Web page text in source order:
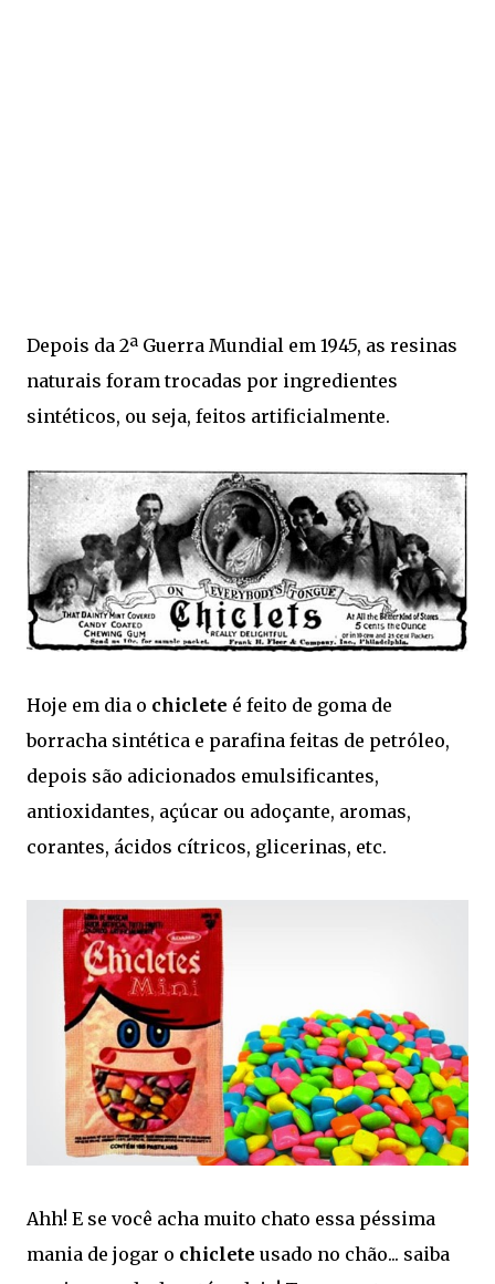
Depois da 2ª Guerra Mundial em 1945, as resinas
naturais foram trocadas por ingredientes
sintéticos, ou seja, feitos artificialmente.
Hoje em dia o chiclete é feito de goma de
borracha sintética e parafina feitas de petróleo,
depois são adicionados emulsificantes,
antioxidantes, açúcar ou adoçante, aromas,
corantes, ácidos cítricos, glicerinas, etc.
Ahh! E se você acha muito chato essa péssima
mania de jogar o chiclete usado no chão... saiba